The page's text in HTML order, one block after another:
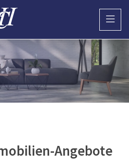
Angebote